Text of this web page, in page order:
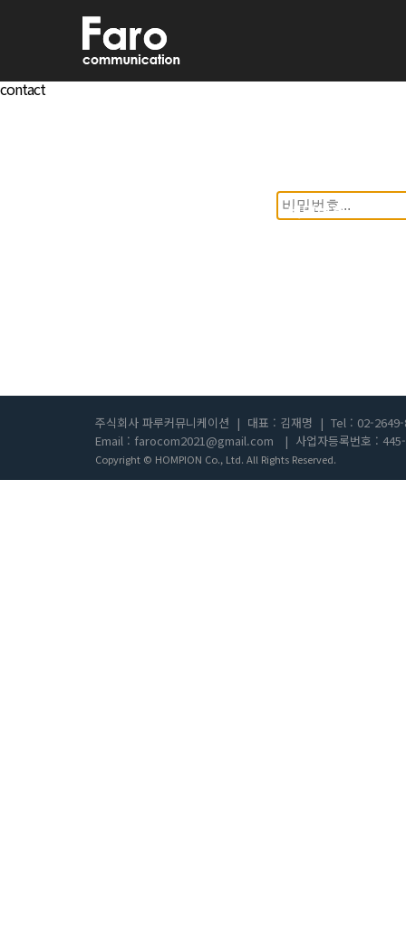
contact
주식회사 파루커뮤니케이션 | 대표 : 김재명 | Tel : 02-
Email : farocom2021@gmail.com
| 사업자등록번호 :
Copyright © HOMPION Co., Ltd. All Rights Reserved.